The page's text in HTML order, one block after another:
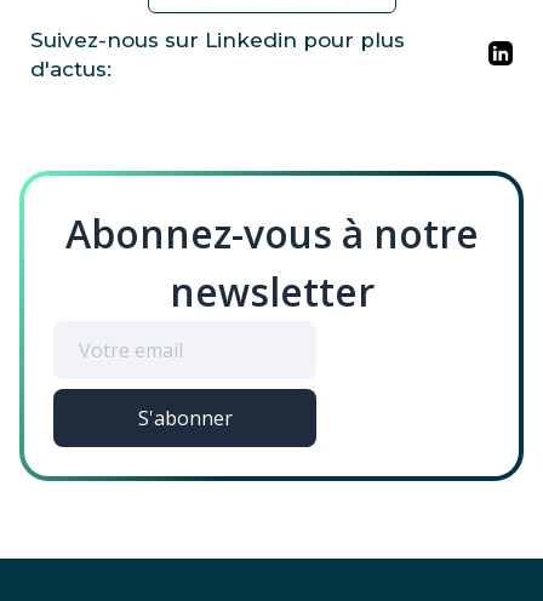
Suivez-nous sur Linkedin pour plus
d'actus:
Abonnez-vous à notre
newsletter